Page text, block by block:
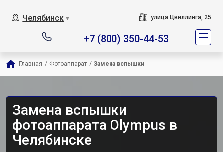
Челябинск ▼ улица Цвиллинга, 25
+7 (800) 350-44-53
Главная / Фотоаппарат / Замена вспышки
Замена вспышки
фотоаппарата Olympus в
Челябинске